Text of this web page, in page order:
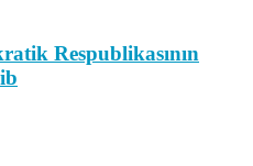
Respublikasının